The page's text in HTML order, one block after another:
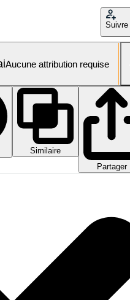
Suivre
Aucune attribution requise
Similaire
Partager